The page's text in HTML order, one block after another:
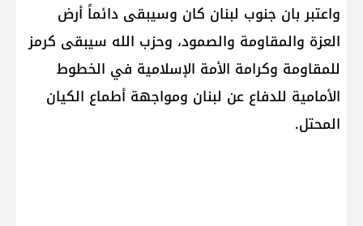
واعتبر بان جنوب لبنان كان وسيبقى دائماً أرض
العزة والمقاومة والصمود، وحزب الله سيبقى كرمز
للمقاومة وكرامة الأمة الإسلامية في الخطوط
الأمامية للدفاع عن لبنان ومواجهة أطماع الكيان
المحتل.